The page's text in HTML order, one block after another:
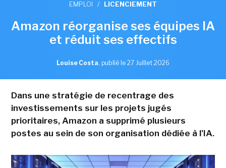
EMPLOI / LICENCIEMENT
Amazon réorganise ses équipes IA
et réduit ses effectifs
Louise Costa, publié le 27 Juillet 2026
Dans une stratégie de recentrage des
investissements sur les projets jugés
prioritaires, Amazon a supprimé plusieurs
postes au sein de son organisation dédiée à l'IA.